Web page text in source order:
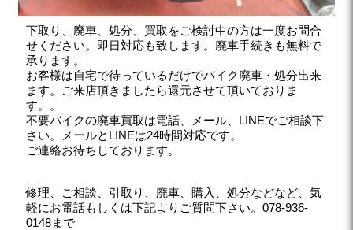
下取り、廃車、処分、買取をご検討中の方は一度お問合
せください。即日対応も致します。廃車手続きも無料で
承ります。
お客様は自宅で待っているだけでバイク廃車・処分出来
ます。ご来店頂きましたら還元させて頂いておりま
す。。
不要バイクの廃車買取は電話、メール、LINEでご相談下
さい。メールとLINEは24時間対応です。
ご連絡お待ちしております。
修理、ご相談、引取り、廃車、購入、処分などなど、気
軽にお電話もしくは下記よりご質問下さい。078-936-
0148まで